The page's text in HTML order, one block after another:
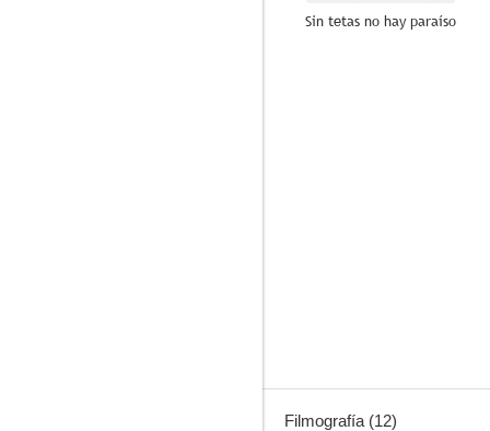
Sin tetas no hay paraíso
Filmografía (12)